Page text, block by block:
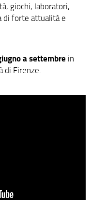
giochi, laboratori,
di forte attualità e
a settembre in
Firenze.